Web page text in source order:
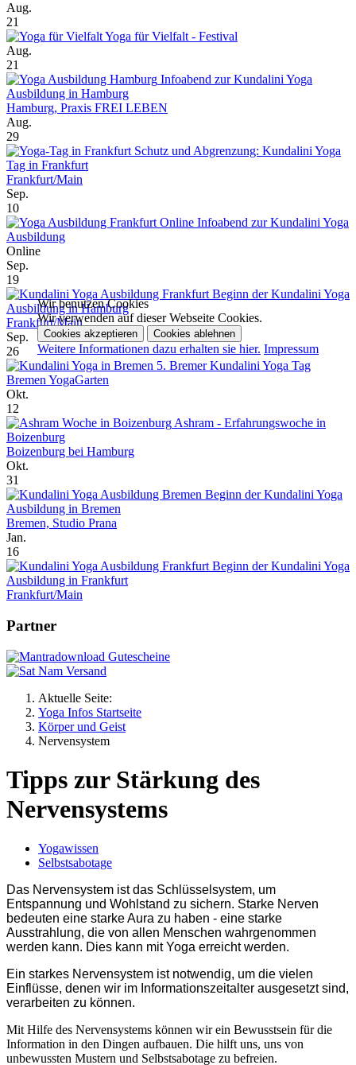
Aug.
21
Yoga für Vielfalt - Festival
Aug.
21
Infoabend zur Kundalini Yoga
Ausbildung in Hamburg
Hamburg, Praxis FREI LEBEN
Aug.
29
Schutz und Abgrenzung: Kundalini Yoga
Tag in Frankfurt
Frankfurt/Main
Sep.
10
Online Infoabend zur Kundalini Yoga
Ausbildung
Online
Sep.
19
Beginn der Kundalini Yoga
Ausbildung in Hamburg
Frankfurt/Main
Sep.
26
5. Bremer Kundalini Yoga Tag
Bremen YogaGarten
Okt.
12
Ashram - Erfahrungswoche in
Boizenburg
Boizenburg bei Hamburg
Okt.
31
Beginn der Kundalini Yoga
Ausbildung in Bremen
Bremen, Studio Prana
Jan.
16
Beginn der Kundalini Yoga
Ausbildung in Frankfurt
Frankfurt/Main
Partner
Aktuelle Seite:
Yoga Infos Startseite
Körper und Geist
Nervensystem
Tipps zur Stärkung des
Nervensystems
Yogawissen
Selbstsabotage
Das Nervensystem ist das Schlüsselsystem, um
Entspannung und Wohlstand zu sichern. Starke Nerven
bedeuten eine starke Aura zu haben - eine starke
Ausstrahlung, die von allen Menschen wahrgenommen
werden kann. Dies kann mit Yoga erreicht werden.
Ein starkes Nervensystem ist notwendig, um die vielen
Einflüsse, denen wir im Informationszeitalter ausgesetzt sind,
verarbeiten zu können.
Mit Hilfe des Nervensystems können wir ein Bewusstsein für die
Information in den Dingen aufbauen. Die hilft uns, uns von
unbewussten Mustern und Selbstsabotage zu befreien.
Wir benutzen Cookies
Wir verwenden auf dieser Webseite Cookies.
Cookies akzeptieren Cookies ablehnen
Weitere Informationen dazu erhalten sie hier. Impressum